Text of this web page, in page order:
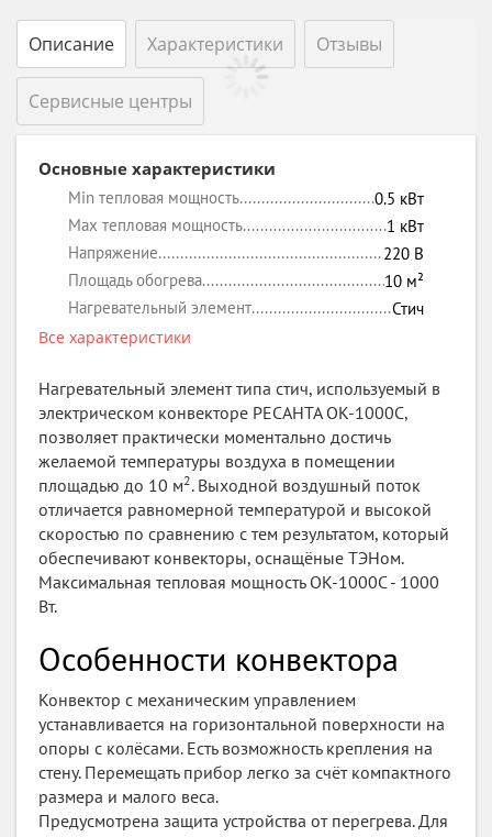
Описание Характеристики Отзывы
Сервисные центры
Основные характеристики
Min тепловая мощность 0.5 кВт
Max тепловая мощность
1 кВт
Напряжение
220 В
Площадь обогрева
10 м²
Нагревательный элемент
Стич
Все характеристики
Нагревательный элемент типа стич, используемый в
электрическом конвекторе РЕСАНТА ОК-1000С,
позволяет практически моментально достичь
желаемой температуры воздуха в помещении
площадью до 10 м2. Выходной воздушный поток
отличается равномерной температурой и высокой
скоростью по сравнению с тем результатом, который
обеспечивают конвекторы, оснащёные ТЭНом.
Максимальная тепловая мощность ОК-1000С - 1000
Вт.
Особенности конвектора
Конвектор с механическим управлением
устанавливается на горизонтальной поверхности на
опоры с колёсами. Есть возможность крепления на
стену. Перемещать прибор легко за счёт компактного
размера и малого веса.
Предусмотрена защита устройства от перегрева. Для